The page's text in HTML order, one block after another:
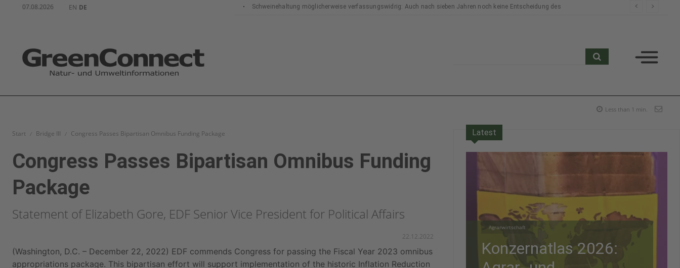
07.08.2026 EN DE
Schweinehaltung möglicherweise verfassungswidrig: Auch nach sieben Jahren noch keine Entscheidung des
Less than 1 min.
Start Bridge III Congress Passes Bipartisan Omnibus Funding Package
Congress Passes Bipartisan Omnibus Funding
Package
Statement of Elizabeth Gore, EDF Senior Vice President for Political Affairs
22.12.2022
(Washington, D.C. – December 22, 2022) EDF commends Congress for passing the Fiscal Year 2023 omnibus
appropriations package. This bipartisan effort will support implementation of the historic Inflation Reduction
Latest
Agrarwirtschaft
Konzernatlas 2026: